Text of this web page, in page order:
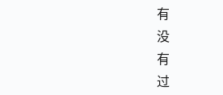
有
没
有
过